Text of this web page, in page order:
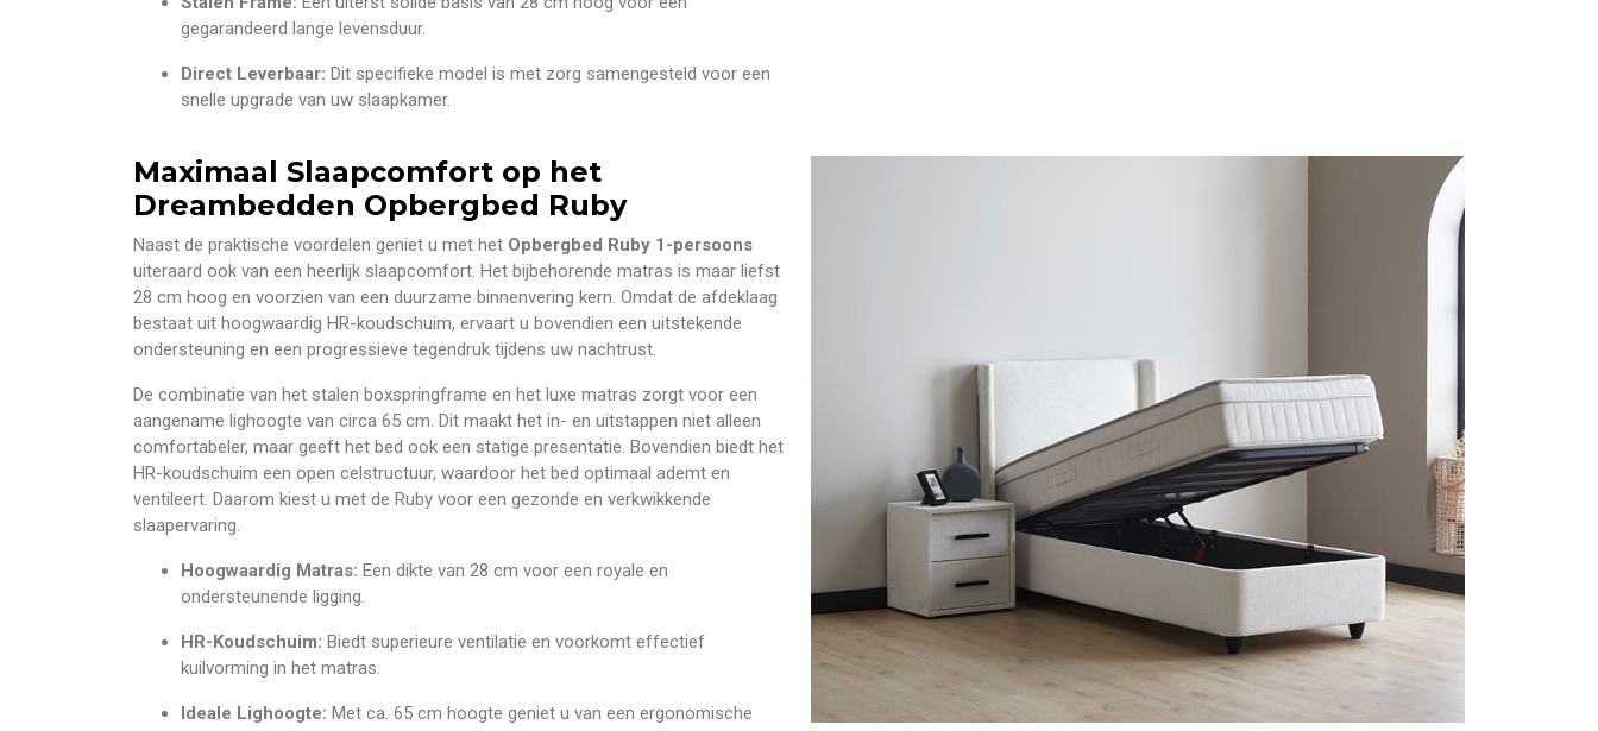
gegarandeerd lange levensduur.
Direct Leverbaar: Dit specifieke model is met zorg samengesteld voor een
snelle upgrade van uw slaapkamer.
Maximaal Slaapcomfort op het
Dreambedden Opbergbed Ruby
Naast de praktische voordelen geniet u met het Opbergbed Ruby 1-persoons
uiteraard ook van een heerlijk slaapcomfort. Het bijbehorende matras is maar liefst
28 cm hoog en voorzien van een duurzame binnenvering kern. Omdat de afdeklaag
bestaat uit hoogwaardig HR-koudschuim, ervaart u bovendien een uitstekende
ondersteuning en een progressieve tegendruk tijdens uw nachtrust.
De combinatie van het stalen boxspringframe en het luxe matras zorgt voor een
aangename lighoogte van circa 65 cm. Dit maakt het in- en uitstappen niet alleen
comfortabeler, maar geeft het bed ook een statige presentatie. Bovendien biedt het
HR-koudschuim een open celstructuur, waardoor het bed optimaal ademt en
ventileert. Daarom kiest u met de Ruby voor een gezonde en verkwikkende
slaapervaring.
Hoogwaardig Matras: Een dikte van 28 cm voor een royale en
ondersteunende ligging.
HR-Koudschuim: Biedt superieure ventilatie en voorkomt effectief
kuilvorming in het matras.
Ideale Lighoogte: Met ca. 65 cm hoogte geniet u van een ergonomische